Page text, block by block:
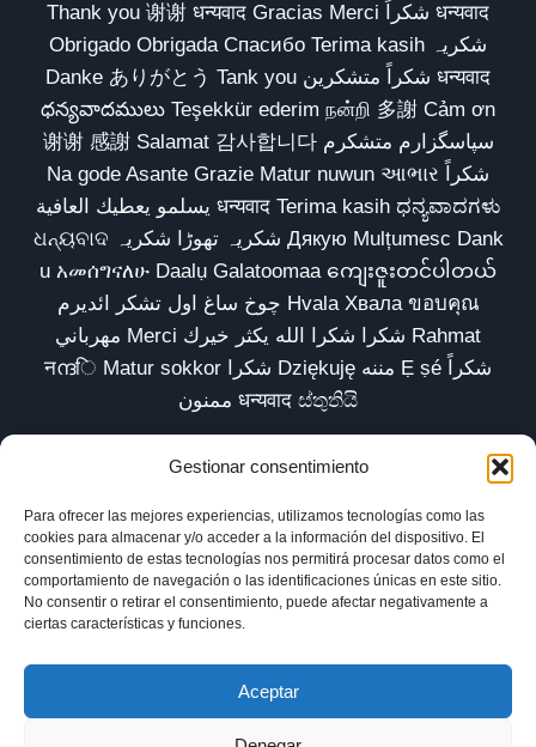
Gestionar consentimiento
Para ofrecer las mejores experiencias, utilizamos tecnologías como las
cookies para almacenar y/o acceder a la información del dispositivo. El
consentimiento de estas tecnologías nos permitirá procesar datos como el
comportamiento de navegación o las identificaciones únicas en este sitio.
No consentir o retirar el consentimiento, puede afectar negativamente a
ciertas características y funciones.
Aceptar
Thank you 谢谢 धन्यवाद Gracias Merci شكراً धन्यवाद
Obrigado Obrigada Спасибо Terima kasih شکریہ
Danke ありがとう Tank you شكراً متشكرين धन्यवाद
ధన్యవాదములు Teşekkür ederim நன்றி 多謝 Cảm ơn
谢谢 感謝 Salamat 감사합니다 سپاسگزارم متشکرم
Na gode Asante Grazie Matur nuwun આભાર شكراً
يسلمو يعطيك العافية धन्यवाद Terima kasih ಧನ್ಯವಾದಗಳು
ଧନ୍ୟବାଦ شکریہ تھوڑا شکریہ Дякую Mulțumesc Dank
u አመሰግናለሁ Daalụ Galatoomaa ကျေးဇူးတင်ပါတယ်
چوخ ساغ اول تشکر ائدیرم Hvala Хвала ขอบคุณ
مهرباني Merci شكرا شكرا الله يكثر خيرك Rahmat
नന്ദि Matur sokkor شكرا Dziękuję مننه Ẹ ṣé شكراً
ممنون धन्यवाद ස්තුතියි
Inicio Biblioteca Parábolas TV
Comunidad
Esencia
Blog
Política de privacidad
Aviso legal
Política de cookies (UE)